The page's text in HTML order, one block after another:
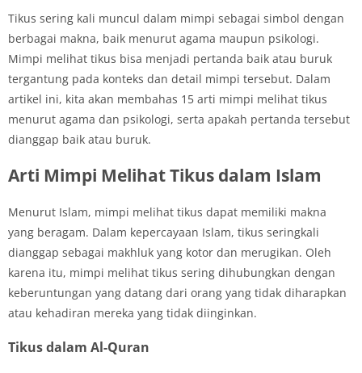
Tikus sering kali muncul dalam mimpi sebagai simbol dengan
berbagai makna, baik menurut agama maupun psikologi.
Mimpi melihat tikus bisa menjadi pertanda baik atau buruk
tergantung pada konteks dan detail mimpi tersebut. Dalam
artikel ini, kita akan membahas 15 arti mimpi melihat tikus
menurut agama dan psikologi, serta apakah pertanda tersebut
dianggap baik atau buruk.
Arti Mimpi Melihat Tikus dalam Islam
Menurut Islam, mimpi melihat tikus dapat memiliki makna
yang beragam. Dalam kepercayaan Islam, tikus seringkali
dianggap sebagai makhluk yang kotor dan merugikan. Oleh
karena itu, mimpi melihat tikus sering dihubungkan dengan
keberuntungan yang datang dari orang yang tidak diharapkan
atau kehadiran mereka yang tidak diinginkan.
Tikus dalam Al-Quran